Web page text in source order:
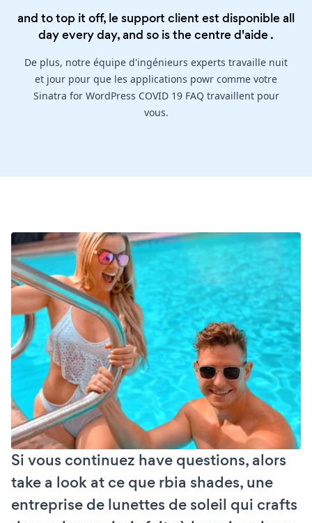
and to top it off, le support client est disponible all
day every day, and so is thecentre d'aide.
De plus, notre équipe d'ingénieurs experts travaille nuit
et jour pour que les applications powr comme votre
Sinatra for WordPress COVID 19 FAQ travaillent pour
vous.
Si vous continuez have questions, alors
take a look at ce que rbia shades, une
entreprise de lunettes de soleil qui crafts